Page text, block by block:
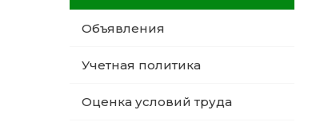
Объявления
Учетная политика
Оценка условий труда